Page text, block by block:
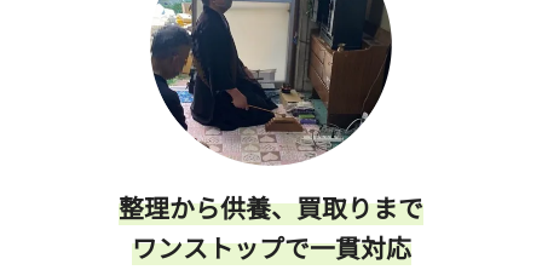
整理から供養、買取りまで
ワンストップで一貫対応